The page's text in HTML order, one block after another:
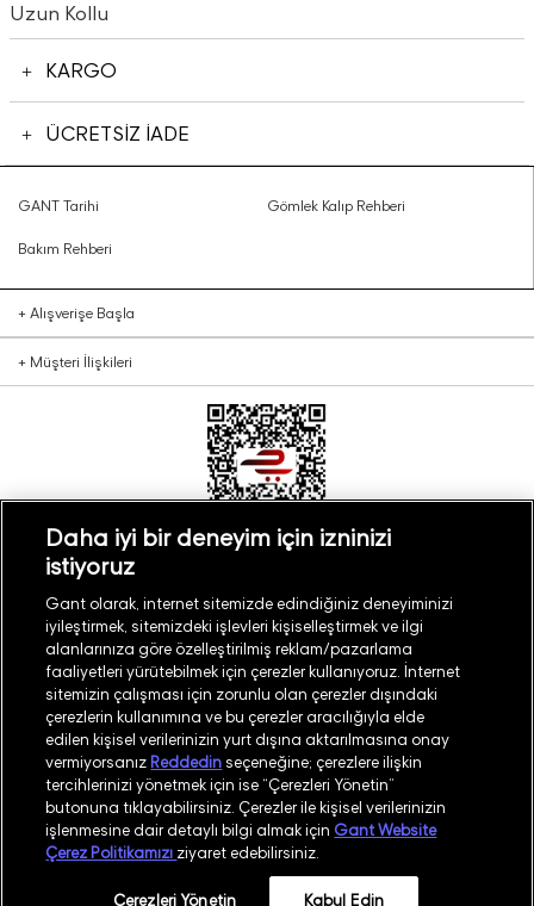
Uzun Kollu
KARGO
ÜCRETSİZ İADE
GANT Tarihi Gömlek Kalıp Rehberi
Bakım Rehberi
+ Alışverişe Başla
+ Müşteri İlişkileri
Türkiye Mağaza Bul
©2026GANT
İşlem Rehberi Site Haritası
Güvenlik Politikası Kullanım Koşulları
Whatsapp Aydınlatma Metni
Daha iyi bir deneyim için izninizi
istiyoruz
Gant olarak, internet sitemizde edindiğiniz deneyiminizi
iyileştirmek, sitemizdeki işlevleri kişiselleştirmek ve ilgi
alanlarınıza göre özelleştirilmiş reklam/pazarlama
faaliyetleri yürütebilmek için çerezler kullanıyoruz. İnternet
sitemizin çalışması için zorunlu olan çerezler dışındaki
çerezlerin kullanımına ve bu çerezler aracılığıyla elde
edilen kişisel verilerinizin yurt dışına aktarılmasına onay
vermiyorsanız Reddedin seçeneğine; çerezlere ilişkin
tercihlerinizi yönetmek için ise “Çerezleri Yönetin”
butonuna tıklayabilirsiniz. Çerezler ile kişisel verilerinizin
işlenmesine dair detaylı bilgi almak için Gant Website
Çerez Politikamızı ziyaret edebilirsiniz.
Çerezleri Yönetin Kabul Edin